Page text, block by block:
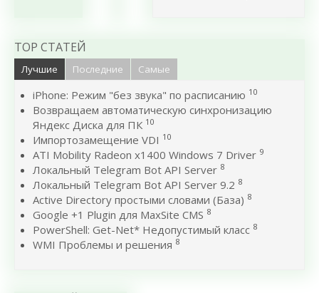
TOP СТАТЕЙ
Лучшие Последние Самые
iPhone: Режим "без звука" по расписанию 10
Возвращаем автоматическую синхронизацию
Яндекс Диска для ПК 10
Импортозамещение VDI 10
ATI Mobility Radeon x1400 Windows 7 Driver 9
Локальный Telegram Bot API Server 8
Локальный Telegram Bot API Server 9.2 8
Active Directory простыми словами (База) 8
Google +1 Plugin для MaxSite CMS 8
PowerShell: Get-Net* Недопустимый класс 8
WMI Проблемы и решения 8